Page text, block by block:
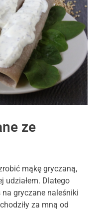
ze
mąkę gryczaną,
udziałem. Dlatego
gryczane naleśniki
za mną od